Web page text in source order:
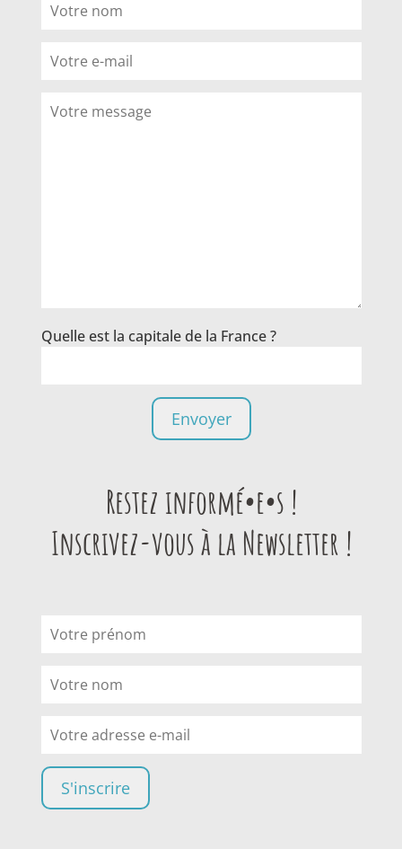
Quelle est la capitale de la France ?
Restez informé•e•s !
Inscrivez-vous à la Newsletter !